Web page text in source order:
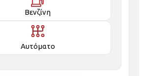
Βενζίνη
Αυτόματο